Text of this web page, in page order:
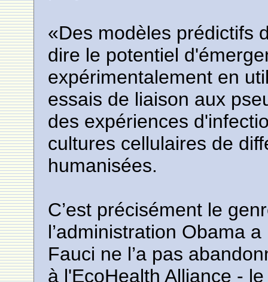
«Des modèles prédictifs
dire le potentiel
expérimentalement en
essais de liaison aux
des expériences
cultures cellulaires de
humanisées.
C’est précisément le
l’administration Obama
Fauci ne l’a pas
à l'EcoHealth Alliance -